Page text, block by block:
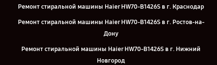
Ремонт стиральной машины Haier HW70-B1426S в г. Краснодар
Ремонт стиральной машины Haier HW70-B1426S в г. Ростов-на-
Дону
Ремонт стиральной машины Haier HW70-B1426S в г. Нижний
Новгород